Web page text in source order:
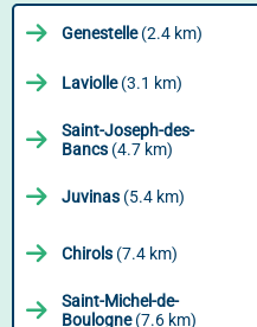
Genestelle(2.4 km)
Laviolle(3.1 km)
Saint-Joseph-des-
Bancs (4.7 km)
Juvinas (5.4 km)
Chirols (7.4 km)
Saint-Michel-de-
Boulogne(7.6 km)